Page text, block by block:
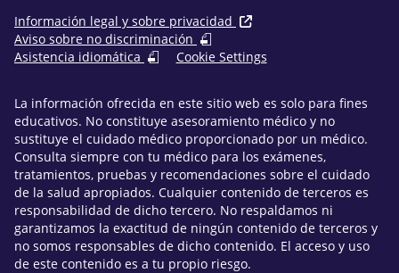
Información legal y sobre privacidad
Aviso sobre no discriminación
Asistencia idiomática
Cookie Settings
La información ofrecida en este sitio web es solo para fines
educativos. No constituye asesoramiento médico y no
sustituye el cuidado médico proporcionado por un médico.
Consulta siempre con tu médico para los exámenes,
tratamientos, pruebas y recomendaciones sobre el cuidado
de la salud apropiados. Cualquier contenido de terceros es
responsabilidad de dicho tercero. No respaldamos ni
garantizamos la exactitud de ningún contenido de terceros y
no somos responsables de dicho contenido. El acceso y uso
de este contenido es a tu propio riesgo.